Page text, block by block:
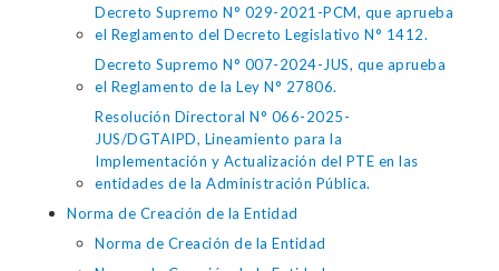
Decreto Supremo N° 029-2021-PCM, que aprueba
el Reglamento del Decreto Legislativo N° 1412.
Decreto Supremo N° 007-2024-JUS, que aprueba
el Reglamento de la Ley N° 27806.
Resolución Directoral N° 066-2025-
JUS/DGTAIPD, Lineamiento para la
Implementación y Actualización del PTE en las
entidades de la Administración Pública.
Norma de Creación de la Entidad
Norma de Creación de la Entidad